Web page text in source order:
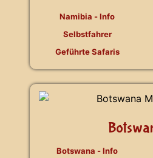
Namibia - Info
Selbstfahrer
Geführte Safaris
Botswana - Info